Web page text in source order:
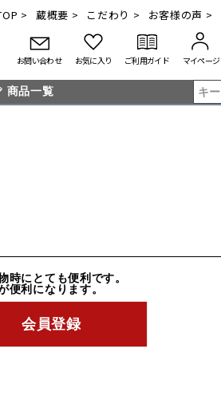
> 蔵概要 > こだわり > お客様の声 >
お問い合わせ お気に入り ご利用ガイド マイページ
商品一覧
時にとても便利です。
便利になります。
会員登録